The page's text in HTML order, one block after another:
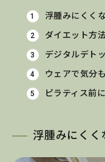
浮腫みにくく
ダイエット方
デジタルデト
ウェアで気分
ピラティス前
浮腫みにくく